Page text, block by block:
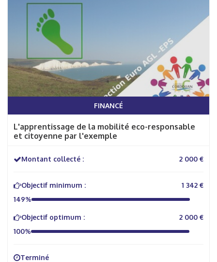
FINANCÉ
L'apprentissage de la mobilité eco-responsable
et citoyenne par l'exemple
Montant collecté : 2 000 €
Objectif minimum :
1 342 €
149%
Objectif optimum :
2 000 €
100%
Terminé